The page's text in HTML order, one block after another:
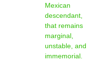
Mexican
descendant,
that remains
marginal,
unstable, and
immemorial.